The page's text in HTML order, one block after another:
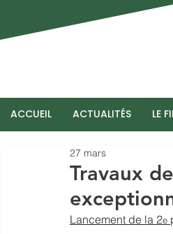
ACCUEIL ACTUALITÉS LE
Travaux
27 mars
Lancement de la 2e